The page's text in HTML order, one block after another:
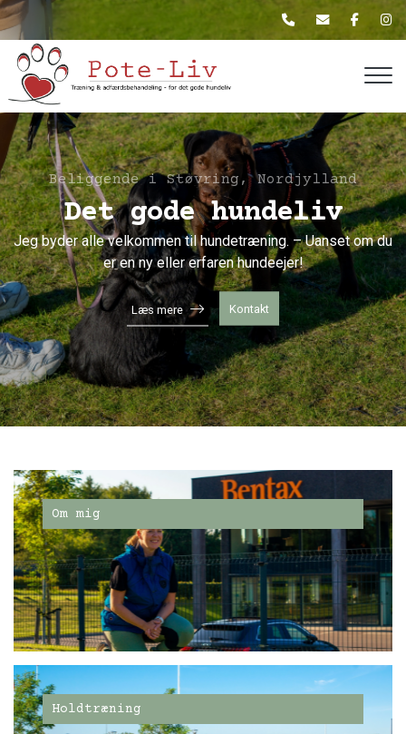
Gå
til
hovedindhold
Beliggende i Støvring, Nordjylland
Det gode hundeliv
Jeg byder alle velkommen til hundetræning. – Uanset om du
er en ny eller erfaren hundeejer!
Læs mere Kontakt
Om mig
Holdtræning